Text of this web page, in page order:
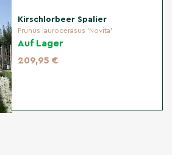
Kirschlorbeer Spalier
Prunus laurocerasus 'Novita'
Auf Lager
209,95 €